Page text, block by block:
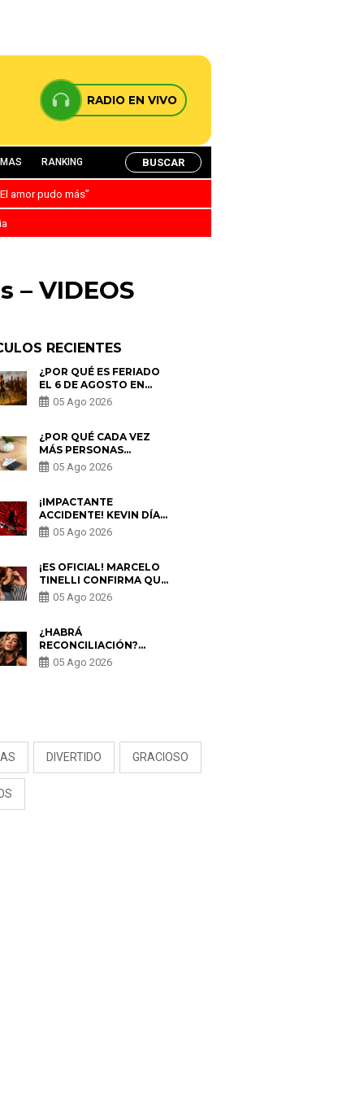
RADIO EN VIVO
RANKING BUSCAR
amor pudo más”
– VIDEOS
RECIENTES
¿POR QUÉ ES FERIADO
EL 6 DE AGOSTO EN
PERÚ? ESTA ES LA
HISTORIA
05 Ago 2026
¿POR QUÉ CADA VEZ
MÁS PERSONAS
UTILIZAN UNA VPN
PARA PROTEGER SU
05 Ago 2026
¡IMPACTANTE
ACCIDENTE! KEVIN DÍAZ
CAE DESDE OCHO
METROS EN “ESTO ES
PREOCUPACIÓN
05 Ago 2026
¡ES OFICIAL! MARCELO
TINELLI CONFIRMA QUE
REGRESÓ CON MILETT
FIGUEROA: “EL AMOR
05 Ago 2026
¿HABRÁ
RECONCILIACIÓN?
MARIO HART ADMITE
QUE PODRÍA VOLVER
05 Ago 2026
DIVERTIDO GRACIOSO